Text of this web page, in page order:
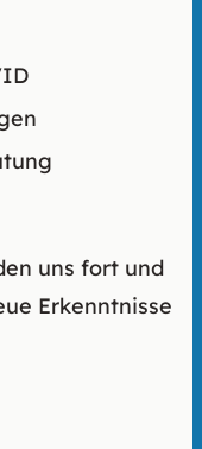
uns fort und
Erkenntnisse